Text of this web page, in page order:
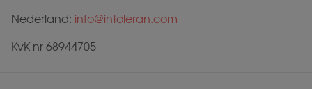
Nederland: info@intoleran.com
KvK nr 68944705